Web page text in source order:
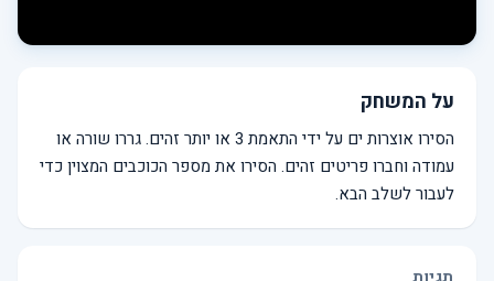
על המשחק
הסירו אוצרות ים על ידי התאמת 3 או יותר זהים. גררו שורה או
עמודה וחברו פריטים זהים. הסירו את מספר הכוכבים המצוין כדי
לעבור לשלב הבא.